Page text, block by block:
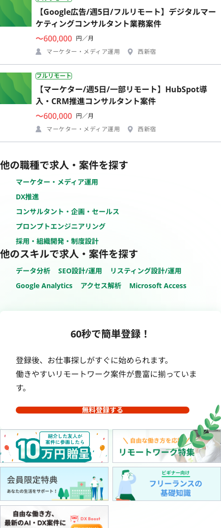
【Google広告/週5日/フルリモート】デジタルマー
ケティングコンサルタント業務案件
〜600,000 円／月
マーケター・メディア運用
西新宿
フルリモート
【マーケター/週5日/一部リモート】HubSpot導
入・CRM推進コンサルタント案件
〜600,000 円／月
マーケター・メディア運用
西新宿
他の職種で求人・案件を探す
マーケター・メディア運用
DX推進
コンサルタント・企画・セールス
プロンプトエンジニアリング
採用・組織開発・制度設計
他のスキルで求人・案件を探す
データ分析 SEO設計/運用
リスティング設計/運用
Google Analytics
アクセス解析 Microsoft Access
60秒で簡単登録！
登録後、お仕事探しがすぐに始められます。
働きやすいリモートワーク案件が豊富に揃っていま
す。
無料登録する